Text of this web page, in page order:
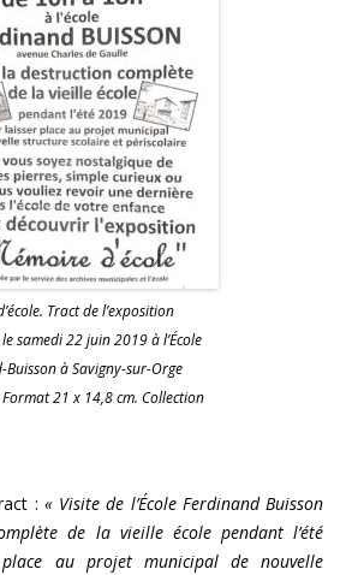
Tract de l’exposition
samedi 22 juin 2019 à l’École
Buisson à Savigny-sur-Orge
Format 21 x 14,8 cm. Collection
: « Visite de l’École Ferdinand Buisson
de la vieille école pendant l’été
au projet municipal de nouvelle